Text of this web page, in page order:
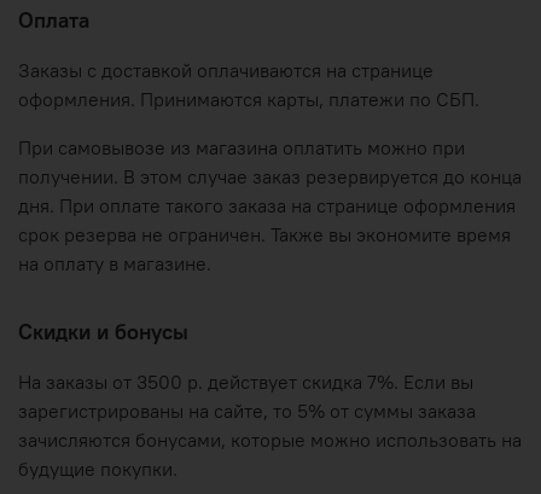
Оплата
Заказы с доставкой оплачиваются на странице
оформления. Принимаются карты, платежи по СБП.
При самовывозе из магазина оплатить можно при
получении. В этом случае заказ резервируется до конца
дня. При оплате такого заказа на странице оформления
срок резерва не ограничен. Также вы экономите время
на оплату в магазине.
Скидки и бонусы
На заказы от 3500 р. действует скидка 7%. Если вы
зарегистрированы на сайте, то 5% от суммы заказа
зачисляются бонусами, которые можно использовать на
будущие покупки.